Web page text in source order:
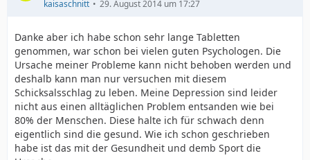
kaisaschnitt 29. August 2014 um 17:27
Danke aber ich habe schon sehr lange Tabletten
genommen, war schon bei vielen guten Psychologen. Die
Ursache meiner Probleme kann nicht behoben werden und
deshalb kann man nur versuchen mit diesem
Schicksalsschlag zu leben. Meine Depression sind leider
nicht aus einen alltäglichen Problem entsanden wie bei
80% der Menschen. Diese halte ich für schwach denn
eigentlich sind die gesund. Wie ich schon geschrieben
habe ist das mit der Gesundheit und demb Sport die